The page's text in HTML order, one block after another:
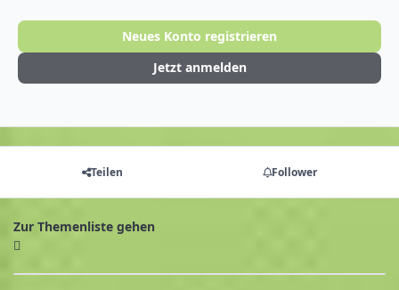
Neues Konto registrieren
Jetzt anmelden
Teilen Follower
Zur Themenliste gehen